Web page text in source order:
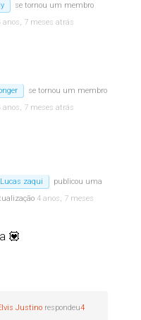
se tornou um membro
anos, 7 meses atrás
se tornou um membro
anos, 7 meses atrás
Lucas zaqui
publicou uma
4 anos, 7 meses
💟
Justino respondeu4